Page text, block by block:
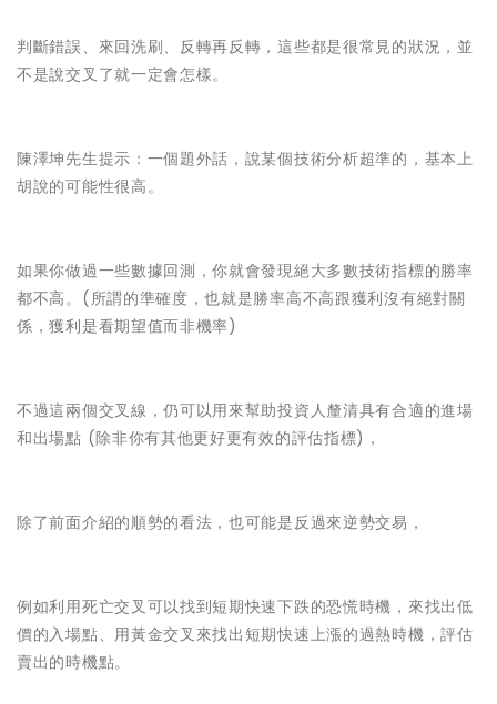
判斷錯誤、來回洗刷、反轉再反轉，這些都是很常見的狀況，並
不是說交叉了就一定會怎樣。
陳澤坤先生提示：一個題外話，說某個技術分析超準的，基本上
胡說的可能性很高。
如果你做過一些數據回測，你就會發現絕大多數技術指標的勝率
都不高。(所謂的準確度，也就是勝率高不高跟獲利沒有絕對關
係，獲利是看期望值而非機率)
不過這兩個交叉線，仍可以用來幫助投資人釐清具有合適的進場
和出場點 (除非你有其他更好更有效的評估指標)，
除了前面介紹的順勢的看法，也可能是反過來逆勢交易，
例如利用死亡交叉可以找到短期快速下跌的恐慌時機，來找出低
價的入場點、用黃金交叉來找出短期快速上漲的過熱時機，評估
賣出的時機點。